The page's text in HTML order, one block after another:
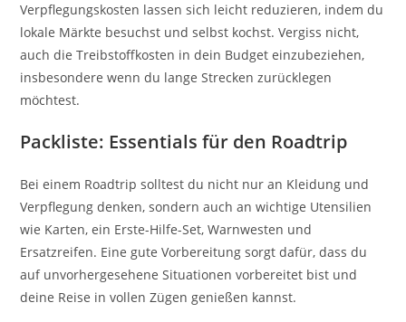
Verpflegungskosten lassen sich leicht reduzieren, indem du
lokale Märkte besuchst und selbst kochst. Vergiss nicht,
auch die Treibstoffkosten in dein Budget einzubeziehen,
insbesondere wenn du lange Strecken zurücklegen
möchtest.
Packliste: Essentials für den Roadtrip
Bei einem Roadtrip solltest du nicht nur an Kleidung und
Verpflegung denken, sondern auch an wichtige Utensilien
wie Karten, ein Erste-Hilfe-Set, Warnwesten und
Ersatzreifen. Eine gute Vorbereitung sorgt dafür, dass du
auf unvorhergesehene Situationen vorbereitet bist und
deine Reise in vollen Zügen genießen kannst.